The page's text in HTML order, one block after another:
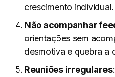
crescimento individual.
Não acompanhar
orientações sem
desmotiva e quebra a
Reuniões irregulares